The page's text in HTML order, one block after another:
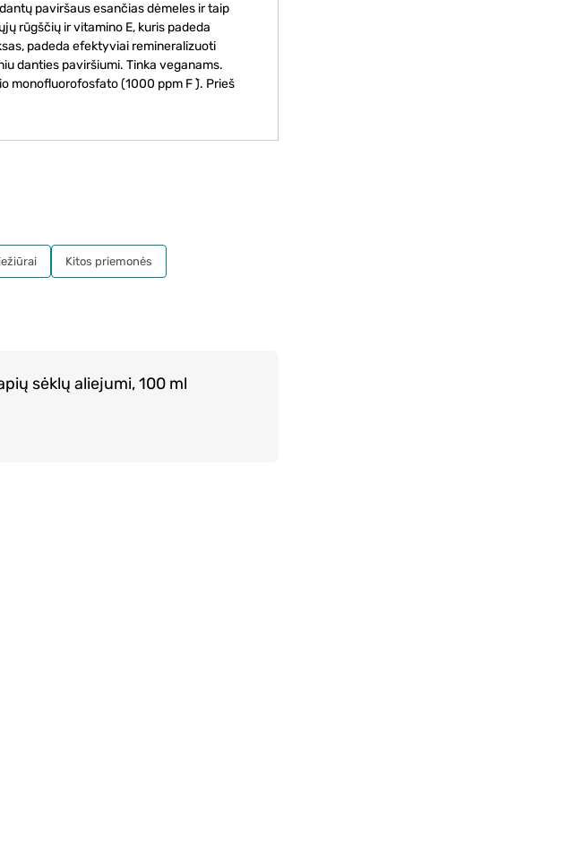
paviršaus esančias dėmeles ir taip
rūgščių ir vitamino E, kuris padeda
padeda efektyviai remineralizuoti
danties paviršiumi. Tinka veganams.
monofluorofosfato (1000 ppm F ̄). Prieš
sėklų aliejumi, 100 ml
Kitos priemonės